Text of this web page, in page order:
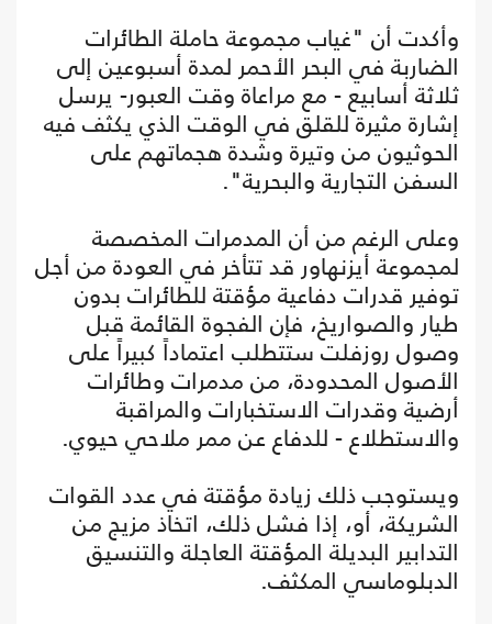
وأكدت أن "غياب مجموعة حاملة الطائرات
الضاربة في البحر الأحمر لمدة أسبوعين إلى
ثلاثة أسابيع - مع مراعاة وقت العبور- يرسل
إشارة مثيرة للقلق في الوقت الذي يكثف فيه
الحوثيون من وتيرة وشدة هجماتهم على
السفن التجارية والبحرية".
وعلى الرغم من أن المدمرات المخصصة
لمجموعة أيزنهاور قد تتأخر في العودة من أجل
توفير قدرات دفاعية مؤقتة للطائرات بدون
طيار والصواريخ، فإن الفجوة القائمة قبل
وصول روزفلت ستتطلب اعتماداً كبيراً على
الأصول المحدودة، من مدمرات وطائرات
أرضية وقدرات الاستخبارات والمراقبة
والاستطلاع - للدفاع عن ممر ملاحي حيوي.
ويستوجب ذلك زيادة مؤقتة في عدد القوات
الشريكة، أو، إذا فشل ذلك، اتخاذ مزيج من
التدابير البديلة المؤقتة العاجلة والتنسيق
الدبلوماسي المكثف.